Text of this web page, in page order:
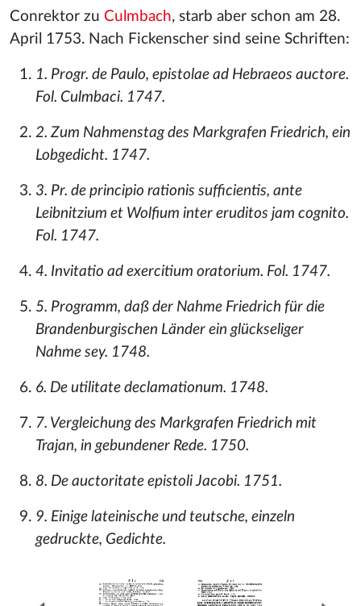
Conrektor zu Culmbach, starb aber schon am 28.
April 1753. Nach Fickenscher sind seine Schriften:
1. Progr. de Paulo, epistolae ad Hebraeos auctore.
Fol. Culmbaci. 1747.
2. Zum Nahmenstag des Markgrafen Friedrich, ein
Lobgedicht. 1747.
3. Pr. de principio rationis sufficientis, ante
Leibnitzium et Wolfium inter eruditos jam cognito.
Fol. 1747.
4. Invitatio ad exercitium oratorium. Fol. 1747.
5. Programm, daß der Nahme Friedrich für die
Brandenburgischen Länder ein glückseliger
Nahme sey. 1748.
6. De utilitate declamationum. 1748.
7. Vergleichung des Markgrafen Friedrich mit
Trajan, in gebundener Rede. 1750.
8. De auctoritate epistoli Jacobi. 1751.
9. Einige lateinische und teutsche, einzeln
gedruckte, Gedichte.